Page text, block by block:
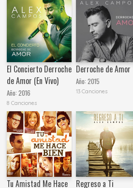
El Concierto Derroche
de Amor (En Vivo)
Año:2016
8 Canciones
Derroche de Amor
Año: 2015
13 Canciones
Tu Amistad Me Hace Regreso a Ti